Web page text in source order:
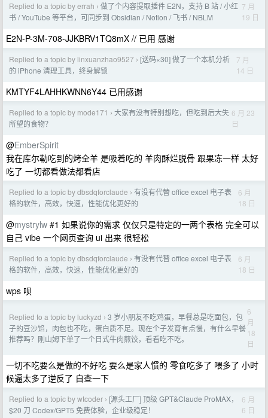
Replied to a topic by errah › 做了个内容提取插件 E2N，支持 B 站 / 小红
书 / YouTube 等平台，可同步到 Obsidian / Notion / 飞书 / NBLM
7 月
19 日
E2N-P-3M-708-JJKBRV1TQ8mX // 已用 感谢
Replied to a topic by linxuanzhao9527 › [送码×30] 做了一个本机分析
的 iPhone 清理工具，终身解锁
7 月
14 日
KMTYF4LAHHKWNN6Y44 已用感谢
Replied to a topic by mode171 › 大家有没有特别想吃，但吃到后大失
所望的食物？
6 月 23
日
@EmberSpirit
我在库尔勒吃到的烤全羊 是吸着吃的 羊肉酥烂脱骨 跟果冻一样 太好
吃了 一切都看做法都看店
Replied to a topic by dbsdqforclaude › 有没有代替 office excel 电子表
格的软件，高效，快速，性能优化更好的
6 月
18 日
@mystrylw #1 如果说你的需求 仅仅只是特定的一两个表格 完全可以
自己 vibe 一个网页查询 ui 出来 很轻松
Replied to a topic by dbsdqforclaude › 有没有代替 office excel 电子表
格的软件，高效，快速，性能优化更好的
6 月
18 日
wps 呗
Replied to a topic by luckyzd › 3 岁小朋友不吃鸡蛋，早餐总是吃面包，包
子的豆沙馅，肉包也不吃，蛋白质不足。现在个子发育有点慢，有什么早餐
推荐吗？刚山姆下单了一个日式牛肉煎饺，看看吃不吃。
6
月
18
日
一切不吃要么是做的不好吃 要么是家人惯的 零食吃多了 喂多了 小时
候逼太多了逆反了 自查一下
Replied to a topic by wtcoder › [源头工厂] 顶级 GPT&Claude ProMAX，
$20 刀 Codex/GPT5 免费体验，企业级稳定！
6 月
6 日